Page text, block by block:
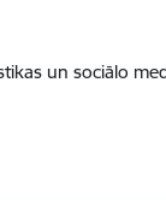
un sociālo